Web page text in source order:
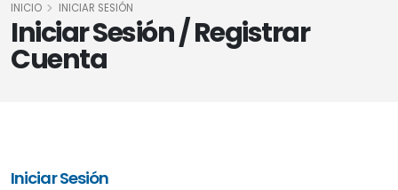
Iniciar Sesión / Registrar
Cuenta
INICIO INICIAR SESIÓN
Iniciar Sesión